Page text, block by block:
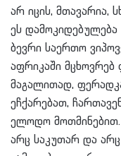
არ იცის, მთავარია,
ეს დამოკიდებულება
ბევრი საერთო
აფრიკაში მცხოვრებ
მაგალითად,
ეჩქარებათ,
ელოდო მოთმინებით.
არც საკუთარ და